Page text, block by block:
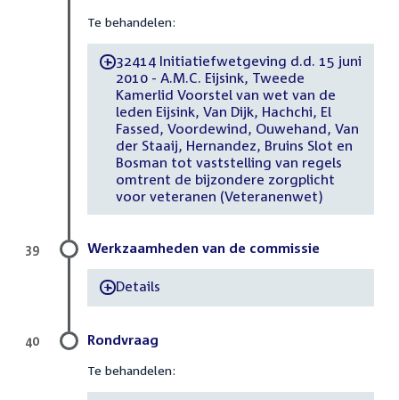
Te behandelen:
-32414 Initiatiefwetgeving d.d. 15 juni
2010 - A.M.C. Eijsink, Tweede
Kamerlid Voorstel van wet van de
leden Eijsink, Van Dijk, Hachchi, El
Fassed, Voordewind, Ouwehand, Van
der Staaij, Hernandez, Bruins Slot en
Bosman tot vaststelling van regels
omtrent de bijzondere zorgplicht
voor veteranen (Veteranenwet)
Werkzaamheden van de commissie
-Details
39
Rondvraag
Te behandelen:
40